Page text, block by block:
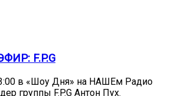
F.P.G
в «Шоу Дня» на НАШЕм Радио
группы F.P.G Антон Пух.